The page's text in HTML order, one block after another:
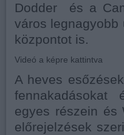
Dodder és a
város
központot is.
Videó a képre kattintva
A heves
fennakadásokat
egyes részein
előrejelzések